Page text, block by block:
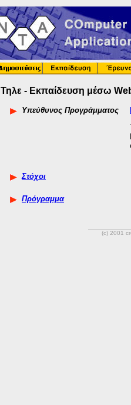
Τηλε - Εκπαίδευση μέσω
Υπεύθυνος Προγράμματος
Στόχοι
Πρόγραμμα
(c) 2001